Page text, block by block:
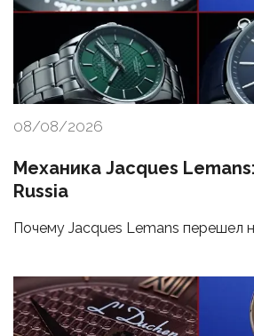
08/08/2026
Механика Jacques
Russia
Почему Jacques Lemans перешел